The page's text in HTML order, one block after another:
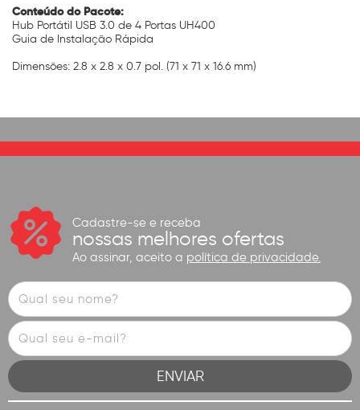
Conteúdo do Pacote:
Hub Portátil USB 3.0 de 4 Portas UH400
Guia de Instalação Rápida
Dimensões: 2.8 x 2.8 x 0.7 pol. (71 x 71 x 16.6 mm)
Cadastre-se e receba
nossas melhores ofertas
Ao assinar, aceito a política de privacidade.